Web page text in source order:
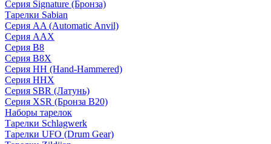
Серия Signature (Бронза)
Тарелки Sabian
Серия AA (Automatic Anvil)
Серия AAX
Серия B8
Серия B8X
Серия HH (Hand-Hammered)
Серия HHX
Серия SBR (Латунь)
Серия XSR (Бронза B20)
Наборы тарелок
Тарелки Schlagwerk
Тарелки UFO (Drum Gear)